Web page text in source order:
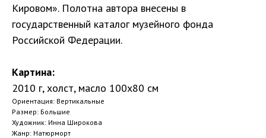
Кировом». Полотна автора внесены в
государственный каталог музейного фонда
Российской Федерации.
Картина:
2010 г, холст, масло 100х80 см
Ориентация: Вертикальные
Размер: Большие
Художник: Инна Широкова
Жанр: Натюрморт